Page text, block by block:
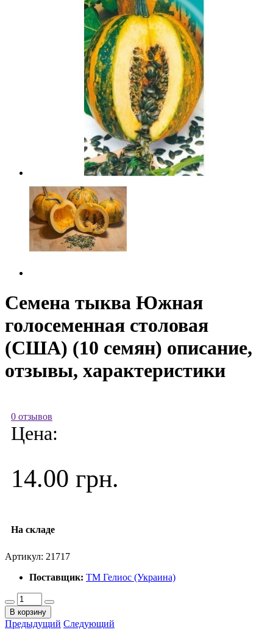
Семена тыква Южная
голосеменная столовая
(США) (10 семян) описание,
отзывы, характеристики
0 отзывов
Цена:
14.00 грн.
На складе
Артикул: 21717
Поставщик: ТМ Гелиос (Украина)
В корзину
Предыдущий Следующий